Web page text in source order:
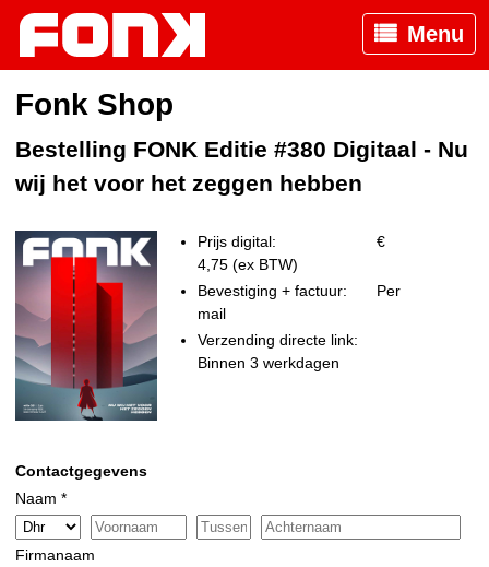
Menu
Fonk Shop
Bestelling FONK Editie #380 Digitaal - Nu
wij het voor het zeggen hebben
Prijs digital:
€
4,75 (ex BTW)
Bevestiging + factuur:
Per
mail
Verzending directe link:
Binnen 3 werkdagen
Contactgegevens
Naam *
Firmanaam